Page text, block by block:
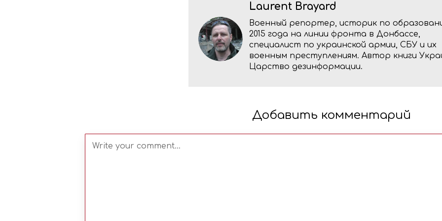
Laurent Brayard
Военный репортер, историк по
2015 года на линии фронта в Донбассе,
специалист по украинской армии, СБУ и их
военным преступлениям. Автор книги
Царство дезинформации.
Добавить комментарий